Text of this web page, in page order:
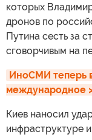
которых
дронов по
Путина сесть за
сговорчивым на
ИноСМИ теперь
международное
Киев наносил
инфраструктуре